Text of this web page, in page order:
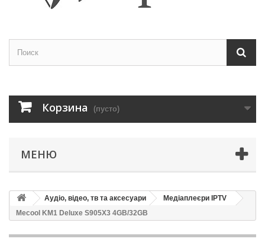
Корзина (пусто)
МЕНЮ
Аудіо, відео, тв та аксесуари
Медіаплеєри IPTV
Mecool KM1 Deluxe S905X3 4GB/32GB